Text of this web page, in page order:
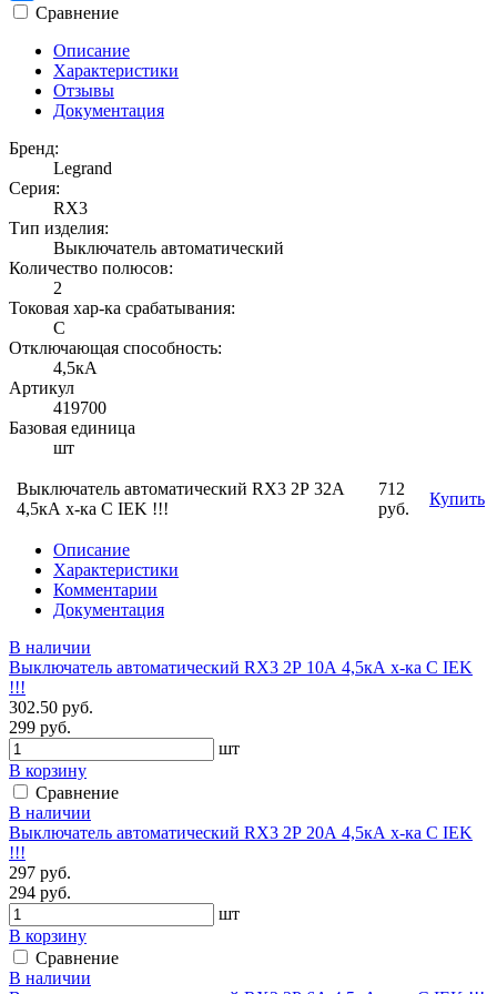
Сравнение
Описание
Характеристики
Отзывы
Документация
Бренд:
Legrand
Серия:
RX3
Тип изделия:
Выключатель автоматический
Количество полюсов:
2
Токовая хар-ка срабатывания:
C
Отключающая способность:
4,5кА
Артикул
419700
Базовая единица
шт
Выключатель автоматический RX3 2Р 32А
4,5кА х-ка С IEK !!!
712
руб.
Купить
Описание
Характеристики
Комментарии
Документация
В наличии
Выключатель автоматический RX3 2Р 10А 4,5кА х-ка С IEK
!!!
302.50 руб.
299 руб.
шт
В корзину
Сравнение
В наличии
Выключатель автоматический RX3 2Р 20А 4,5кА х-ка С IEK
!!!
297 руб.
294 руб.
шт
В корзину
Сравнение
В наличии